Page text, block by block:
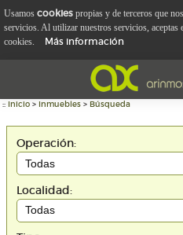
:: Inicio > Inmuebles > Búsqueda
Operación:
Localidad:
Usamos cookies propias y de terceros que
servicios. Al utilizar nuestros servicios, aceptas
cookies.
Más información